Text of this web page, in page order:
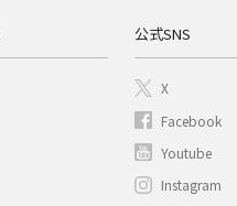
公式SNS
X
Facebook
Youtube
Instagram